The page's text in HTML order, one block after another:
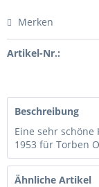
Merken
Artikel-Nr.:
Beschreibung
Eine sehr
1953 für Torben
Ähnliche Artikel